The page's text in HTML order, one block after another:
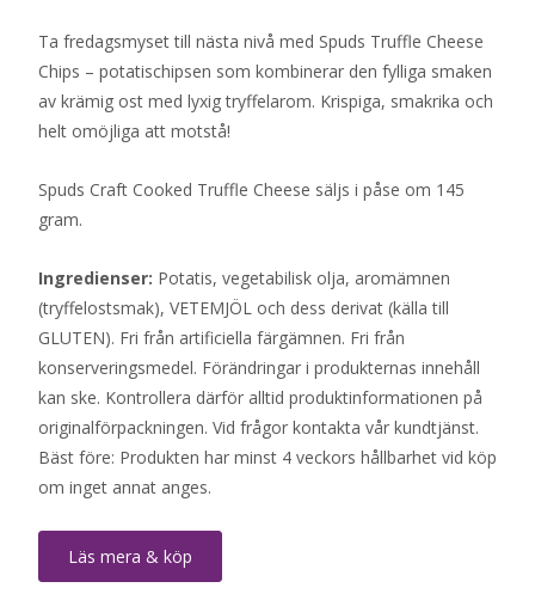
Ta fredagsmyset till nästa nivå med Spuds Truffle Cheese
Chips – potatischipsen som kombinerar den fylliga smaken
av krämig ost med lyxig tryffelarom. Krispiga, smakrika och
helt omöjliga att motstå!
Spuds Craft Cooked Truffle Cheese säljs i påse om 145
gram.
Ingredienser: Potatis, vegetabilisk olja, aromämnen
(tryffelostsmak), VETEMJÖL och dess derivat (källa till
GLUTEN). Fri från artificiella färgämnen. Fri från
konserveringsmedel. Förändringar i produkternas innehåll
kan ske. Kontrollera därför alltid produktinformationen på
originalförpackningen. Vid frågor kontakta vår kundtjänst.
Bäst före: Produkten har minst 4 veckors hållbarhet vid köp
om inget annat anges.
Läs mera & köp